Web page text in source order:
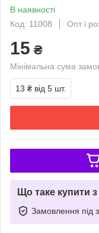
В наявності
Код: 11008
Опт і
15 ₴
Мінімальна сума
13 ₴ від 5 шт.
Що таке купити
Замовлення під